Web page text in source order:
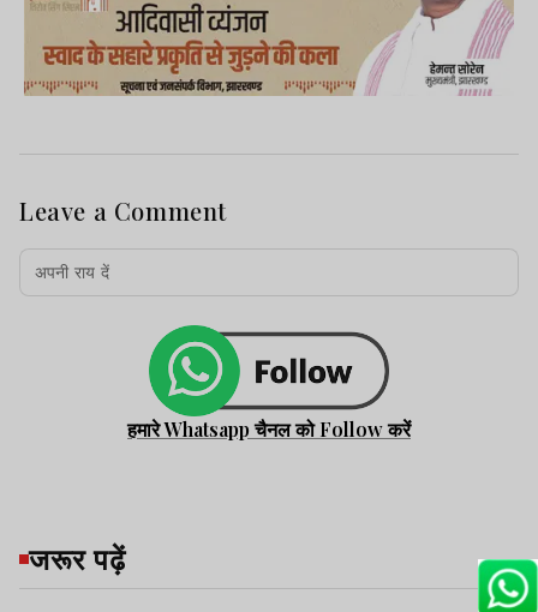
Leave a Comment
हमारे Whatsapp चैनल को Follow करें
जरूर पढ़ें